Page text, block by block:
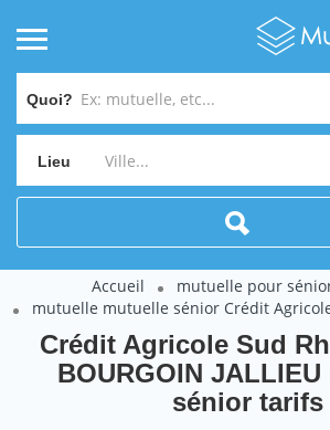
Quoi?
Lieu
Accueil
mutuelle pour
mutuelle mutuelle sénior Crédit
Crédit Agricole Sud
BOURGOIN
sénior tarifs